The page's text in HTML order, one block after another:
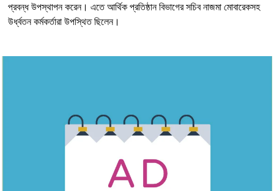
প্রবন্ধ উপস্থাপন করেন। এতে আর্থিক প্রতিষ্ঠান বিভাগের সচিব নাজমা মোবারেকসহ
উর্ধ্বতন কর্মকর্তারা উপস্থিত ছিলেন।